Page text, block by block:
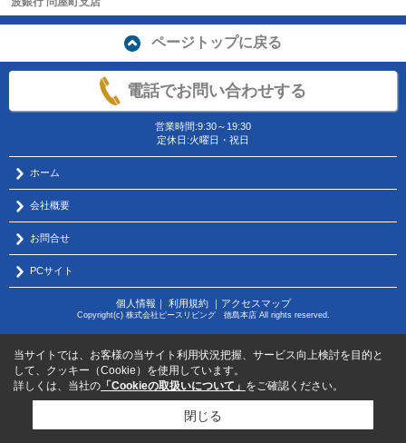
ページトップに戻る
電話でお問い合わせする
営業時間:9:30～19:30
定休日:火曜日・祝日
ホーム
会社概要
お問合せ
PCサイト
個人情報 ｜ 利用規約｜ アクセスマップ
Copyright(c) 株式会社ピースリビング 徳島本店 All rights reserved.
当サイトでは、お客様の当サイト利用状況把握、サービス向上検討を目的と
して、クッキー（Cookie）を使用しています。
詳しくは、当社の 「Cookieの取扱いについて」 をご確認ください。
閉じる